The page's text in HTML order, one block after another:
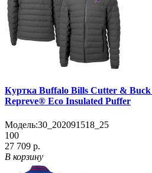
Куртка Buffalo Bills Cutter & Buck
Repreve® Eco Insulated Puffer
Модель:30_202091518_25
100
27 709 р.
В корзину